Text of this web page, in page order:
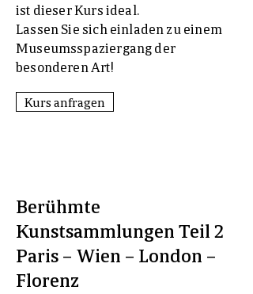
ist dieser Kurs ideal.
Lassen Sie sich einladen zu einem
Museumsspaziergang der
besonderen Art!
Kurs anfragen
Berühmte
Kunstsammlungen Teil 2
Paris – Wien – London –
Florenz